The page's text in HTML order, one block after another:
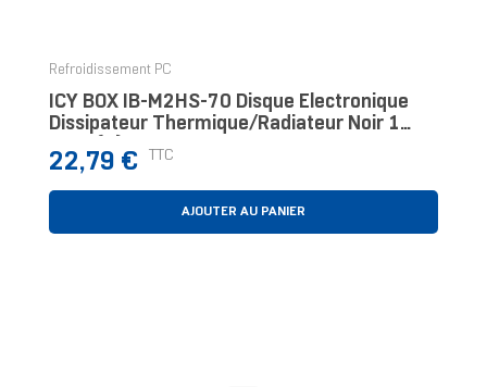
Refroidissement PC
ICY BOX IB-M2HS-70 Disque Électronique
Dissipateur Thermique/Radiateur Noir 1
Prix
22,79 € TTC
AJOUTER AU PANIER